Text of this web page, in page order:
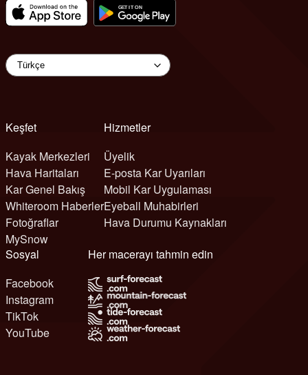
Keşfet
Kayak Merkezleri
Hava Haritaları
Kar Genel Bakış
Whiteroom Haberler
Fotoğraflar
MySnow
Hizmetler
Üyelik
E-posta Kar Uyarıları
Mobil Kar Uygulaması
Eyeball Muhabirleri
Hava Durumu Kaynakları
Sosyal
Facebook
Instagram
TikTok
YouTube
Her macerayı tahmin edin